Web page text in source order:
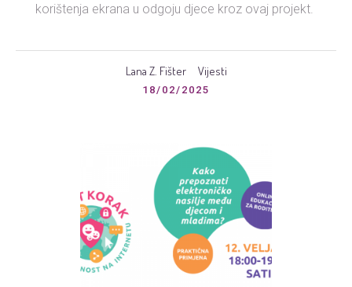
korištenja ekrana u odgoju djece kroz ovaj projekt.
Lana Z. Fišter Vijesti
18/02/2025